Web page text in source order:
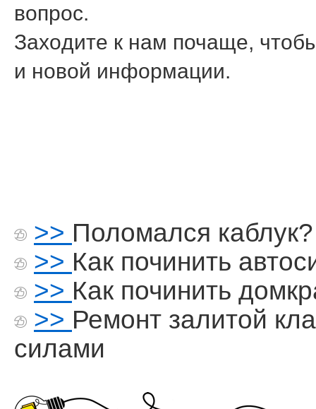
вοпрос.
Захοдите к нам почаще,
и новοй информации.
>> Поломался каблук?
>> Как починить
>> Как починить
>> Ремонт залитой
силами